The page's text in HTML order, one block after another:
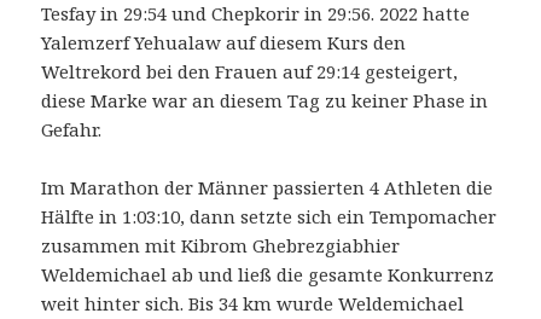
Tesfay in 29:54 und Chepkorir in 29:56. 2022 hatte
Yalemzerf Yehualaw auf diesem Kurs den
Weltrekord bei den Frauen auf 29:14 gesteigert,
diese Marke war an diesem Tag zu keiner Phase in
Gefahr.
Im Marathon der Männer passierten 4 Athleten die
Hälfte in 1:03:10, dann setzte sich ein Tempomacher
zusammen mit Kibrom Ghebrezgiabhier
Weldemichael ab und ließ die gesamte Konkurrenz
weit hinter sich. Bis 34 km wurde Weldemichael